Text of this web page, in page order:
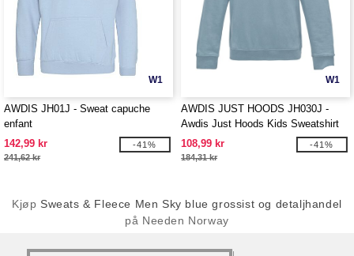
W1
AWDIS JH01J - Sweat capuche
enfant
142,99 kr
241,62 kr
-41%
W1
AWDIS JUST HOODS JH030J -
Awdis Just Hoods Kids Sweatshirt
108,99 kr
184,31 kr
-41%
Kjøp Sweats & Fleece Men Sky blue grossist og detaljhandel
på Needen Norway